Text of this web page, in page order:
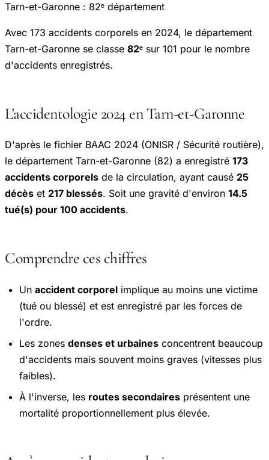
Tarn-et-Garonne : 82ᵉ département
Avec 173 accidents corporels en 2024, le département
Tarn-et-Garonne se classe 82ᵉ sur 101 pour le nombre
d'accidents enregistrés.
L'accidentologie 2024 en Tarn-et-Garonne
D'après le fichier BAAC 2024 (ONISR / Sécurité routière),
le département Tarn-et-Garonne (82) a enregistré 173
accidents corporels de la circulation, ayant causé 25
décès et 217 blessés. Soit une gravité d'environ 14.5
tué(s) pour 100 accidents.
Comprendre ces chiffres
Un accident corporel implique au moins une victime
(tué ou blessé) et est enregistré par les forces de
l'ordre.
Les zones denses et urbaines concentrent beaucoup
d'accidents mais souvent moins graves (vitesses plus
faibles).
À l'inverse, les routes secondaires présentent une
mortalité proportionnellement plus élevée.